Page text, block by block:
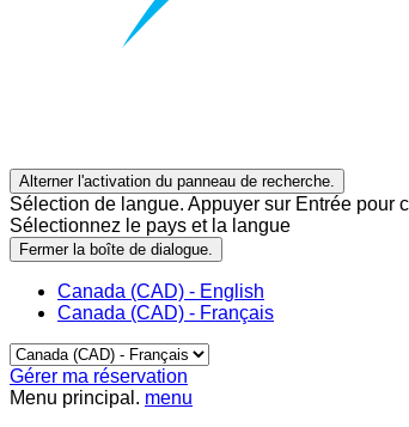
Alterner l'activation du panneau de recherche.
Sélection de langue. Appuyer sur Entrée pour
Sélectionnez le pays et la langue
Fermer la boîte de dialogue.
Canada (CAD) - English
Canada (CAD) - Français
Gérer ma réservation
Menu principal. menu